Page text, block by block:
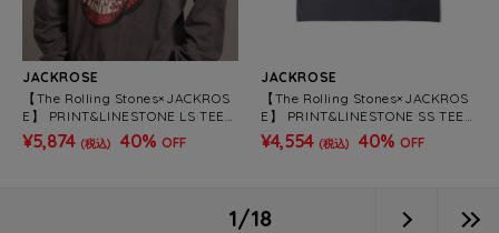
JACKROSE
【The Rolling Stones×JACKROS
E】 PRINT&LINESTONE LS TEE
(MENS)
¥5,874 (税込) 40% OFF
JACKROSE
【The Rolling Stones×JACKROS
E】 PRINT&LINESTONE SS TEE
(MENS)
¥4,554 (税込) 40% OFF
1/18